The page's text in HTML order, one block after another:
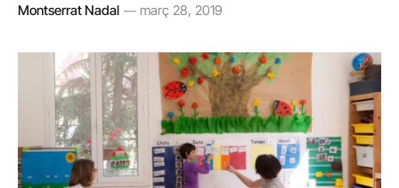
Montserrat Nadal març 28, 2019